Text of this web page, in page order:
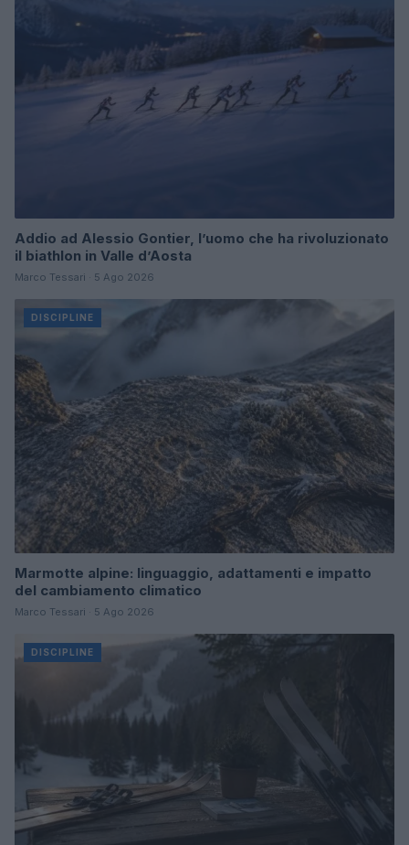
Addio ad Alessio Gontier, l’uomo che ha rivoluzionato
il biathlon in Valle d’Aosta
Marco Tessari · 5 Ago 2026
DISCIPLINE
Marmotte alpine: linguaggio, adattamenti e impatto
del cambiamento climatico
Marco Tessari · 5 Ago 2026
DISCIPLINE